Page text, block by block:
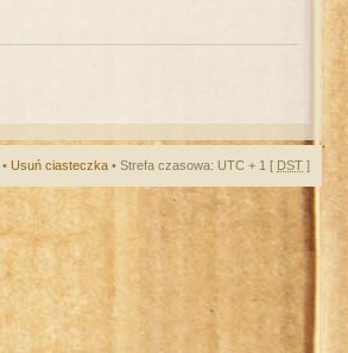
• Usuń ciasteczka • Strefa czasowa: UTC + 1 [ DST ]